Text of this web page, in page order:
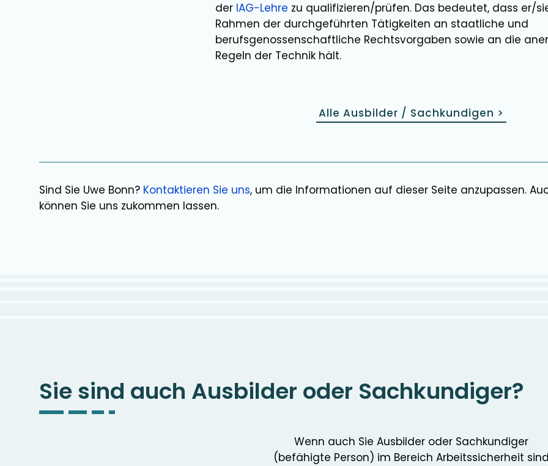
der IAG-Lehre zu qualifizieren/prüfen. Das bedeutet, dass er/
Rahmen der durchgeführten Tätigkeiten an staatliche und
berufsgenossenschaftliche Rechtsvorgaben sowie an die
Regeln der Technik hält.
Alle Ausbilder / Sachkundigen >
Sind Sie Uwe Bonn? Kontaktieren Sie uns, um die Informationen auf dieser Seite anzupassen.
können Sie uns zukommen lassen.
Sie sind auch Ausbilder oder Sachkundiger?
Wenn auch Sie Ausbilder oder Sachkundiger
(befähigte Person) im Bereich Arbeitssicherheit